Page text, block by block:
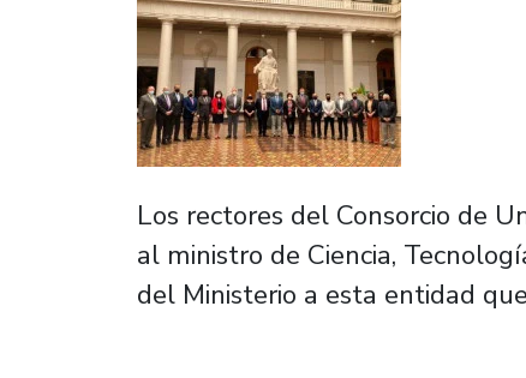
Los rectores del Consorcio de
al ministro de Ciencia,
del Ministerio a esta entidad